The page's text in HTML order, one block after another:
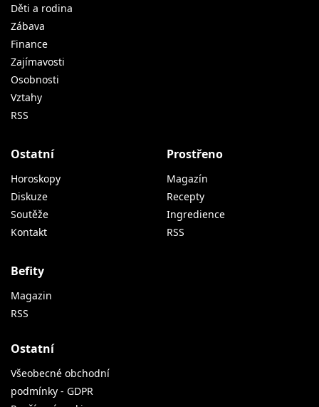
Děti a rodina
Zábava
Finance
Zajímavosti
Osobnosti
Vztahy
RSS
Ostatní
Horoskopy
Diskuze
Soutěže
Kontakt
Prostřeno
Magazín
Recepty
Ingredience
RSS
Befity
Magazin
RSS
Ostatní
Všeobecné obchodní
podmínky - GDPR